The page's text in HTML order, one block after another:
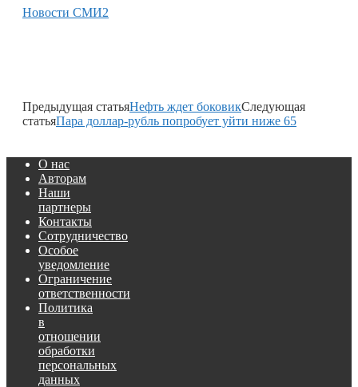
Новости СМИ2
Предыдущая статьяНефть ждет боковикСледующая
статьяПара доллар-рубль попробует уйти ниже 65
О нас
Авторам
Наши
партнеры
Контакты
Сотрудничество
Особое
уведомление
Ограничение
ответственности
Политика
в
отношении
обработки
персональных
данных